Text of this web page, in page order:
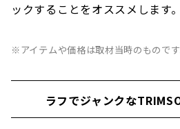
ックすることをオススメします。
※アイテムや価格は取材当時のものです
ラフでジャンクな